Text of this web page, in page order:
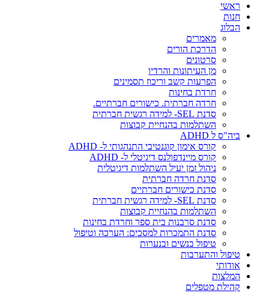
ראשי
חנות
הבלוג
מאמרים
הדרכת הורים
סרטונים
מן העיתונות והרדיו
הפרעות קשב וריכוז תסמינים
חרדת בחינות
חרדה חברתית. כישורים חברתיים.
סדנת SEL- למידה רגשית חברתית
השתלמות בהנחיית קבוצות
ביה"ס ל ADHD
קורס אימון קוגנטיבי התנהגותי ל- ADHD
קורס מיינדפולנס דיגיטלי ל- ADHD
ניהול זמן יעיל השתלמות דיגיטלית
סדנת חרדה חברתית
סדנת כישורים חברתיים
סדנת SEL- למידה רגשית חברתית
השתלמות בהנחיית קבוצות
סדנת סרבנות בית ספר וחרדת בחינות
סדנת התמכרות למסכים: הערכה וטיפול
טיפול בנשים ובנערות
טיפול והתערבות
אודותי
המלצות
קהילת מטפלים